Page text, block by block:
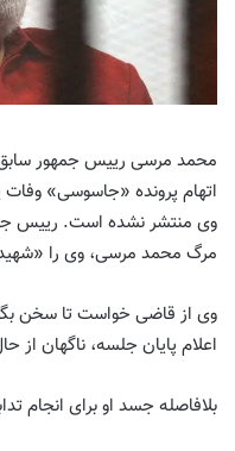
محمد مرسی رییس جمهور
اتهام پرونده «جاسوسی»
وی منتشر نشده است. رییس
مرگ محمد مرسی، وی را
وی از قاضی خواست تا سخن
اعلام پایان جلسه، ناگهان
بلافاصله جسد او برای انجام